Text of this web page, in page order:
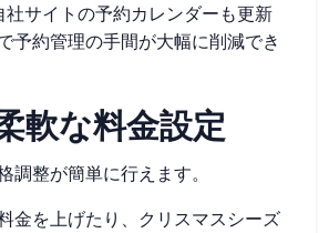
社サイトの予約カレンダーも更新
予約管理の手間が大幅に削減でき
軟な料金設定
調整が簡単に行えます。
金を上げたり、クリスマスシーズ